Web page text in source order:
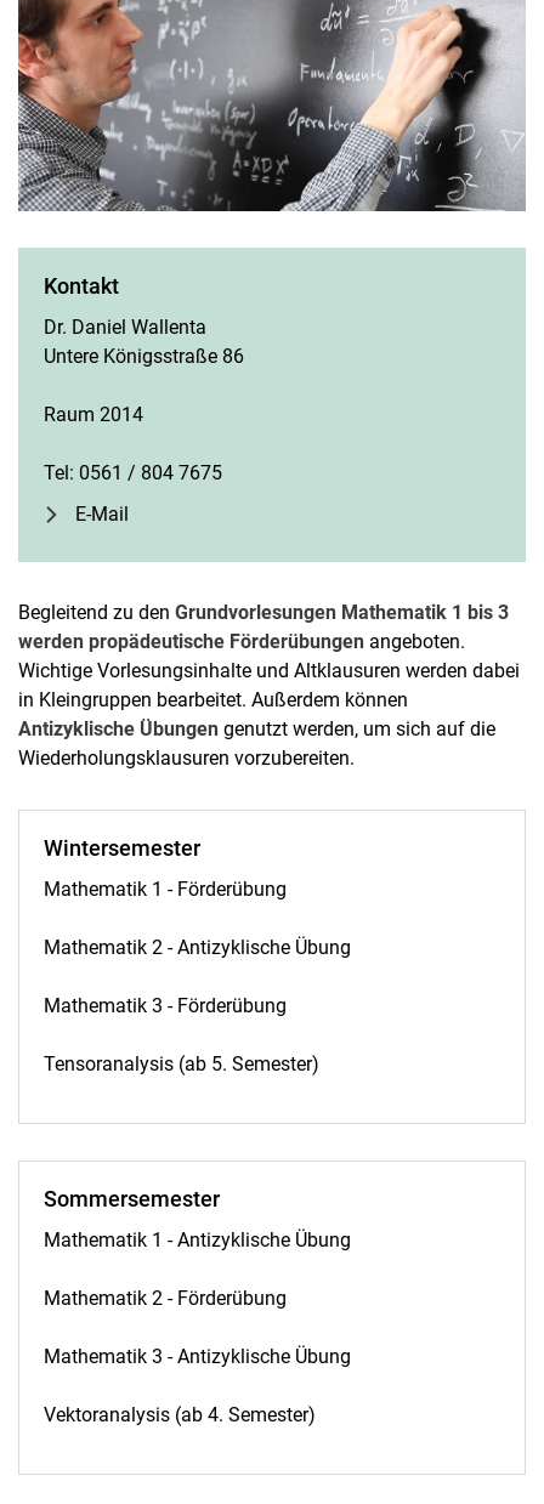
Klausurtermine
Projekte
Grundpraktikum
Berufspraktische Studien (BPS)
BUDDY-Programm
Mathematik Propädeutik
Individuelles Coaching
Kontakt
Dr. Daniel Wallenta
Untere Königsstraße 86
Raum 2014
Tel: 0561 / 804 7675
E-Mail
Begleitend zu den Grundvorlesungen Mathematik 1 bis 3
werden propädeutische Förderübungen angeboten.
Wichtige Vorlesungsinhalte und Altklausuren werden dabei
in Kleingruppen bearbeitet. Außerdem können
Antizyklische Übungen genutzt werden, um sich auf die
Wiederholungsklausuren vorzubereiten.
Wintersemester
Mathematik 1 - Förderübung
Mathematik 2 - Antizyklische Übung
Mathematik 3 - Förderübung
Tensoranalysis (ab 5. Semester)
Sommersemester
Mathematik 1 - Antizyklische Übung
Mathematik 2 - Förderübung
Mathematik 3 - Antizyklische Übung
Vektoranalysis (ab 4. Semester)